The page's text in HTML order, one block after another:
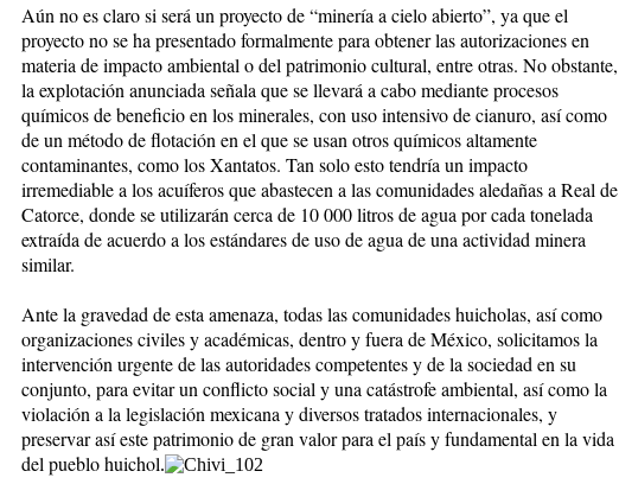
Aún no es claro si será un proyecto de “minería a cielo abierto”, ya que el
proyecto no se ha presentado formalmente para obtener las autorizaciones en
materia de impacto ambiental o del patrimonio cultural, entre otras. No obstante,
la explotación anunciada señala que se llevará a cabo mediante procesos
químicos de beneficio en los minerales, con uso intensivo de cianuro, así como
de un método de flotación en el que se usan otros químicos altamente
contaminantes, como los Xantatos. Tan solo esto tendría un impacto
irremediable a los acuíferos que abastecen a las comunidades aledañas a Real de
Catorce, donde se utilizarán cerca de 10 000 litros de agua por cada tonelada
extraída de acuerdo a los estándares de uso de agua de una actividad minera
similar.
Ante la gravedad de esta amenaza, todas las comunidades huicholas, así como
organizaciones civiles y académicas, dentro y fuera de México, solicitamos la
intervención urgente de las autoridades competentes y de la sociedad en su
conjunto, para evitar un conflicto social y una catástrofe ambiental, así como la
violación a la legislación mexicana y diversos tratados internacionales, y
preservar así este patrimonio de gran valor para el país y fundamental en la vida
del pueblo huichol.